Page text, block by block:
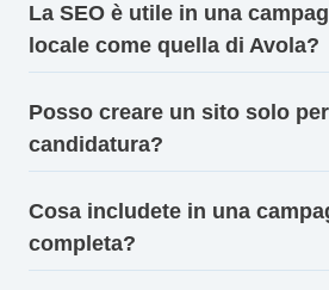
La SEO è utile in una
locale come quella di Avola?
Posso creare un sito solo
candidatura?
Cosa includete in una
completa?